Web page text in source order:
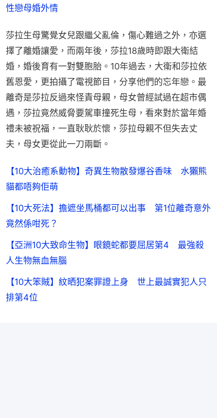
性戀母婚外情
莎拉生母驚覺女兒跟繼父亂倫，傷心難過之外，亦選
擇了離婚讓愛，而兩年後，莎拉18歲時即跟大衛結
婚，婚後育有一對雙胞胎。10年過去，大衛和莎拉依
舊恩愛，更拍攝了電視節目，分享他們的忘年戀。最
離奇是莎拉反過來怪責母親，母女曾經試過在超市偶
遇，莎拉竟然威脅要駕車撞死生母，看來對於當年婚
禮未被祝福，一直耿耿於懷，莎拉母親不但失去丈
夫，母女更從此一刀兩斷。
【10大治癒系動物】奇異生物散發爆谷香味 水獺熊
貓都唔夠佢萌
【10大死法】擔遮坐馬桶都可以出事 第1位離奇意外
竟然係咁死？
【亞洲10大致命生物】眼鏡蛇都要屈居第4 最強殺
人生物無血無腦
【10大笨賊】紋晒犯案罪證上身 世上最誠實犯人只
排第4位